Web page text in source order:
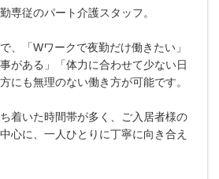
専従のパート介護スタッフ。
、「Wワークで夜勤だけ働きたい」
がある」「体力に合わせて少ない日
にも無理のない働き方が可能です。
着いた時間帯が多く、ご入居者様の
心に、一人ひとりに丁寧に向き合え